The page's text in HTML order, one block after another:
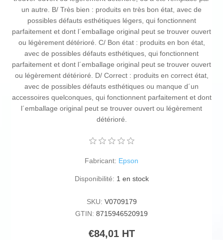
un autre. B/ Très bien : produits en très bon état, avec de
possibles défauts esthétiques légers, qui fonctionnent
parfaitement et dont l´emballage original peut se trouver ouvert
ou légèrement détérioré. C/ Bon état : produits en bon état,
avec de possibles défauts esthétiques, qui fonctionnent
parfaitement et dont l´emballage original peut se trouver ouvert
ou légèrement détérioré. D/ Correct : produits en correct état,
avec de possibles défauts esthétiques ou manque d´un
accessoires quelconques, qui fonctionnent parfaitement et dont
l´emballage original peut se trouver ouvert ou légèrement
détérioré.
Fabricant: Epson
Disponibilité: 1 en stock
SKU: V0709179
GTIN: 8715946520919
€84,01 HT